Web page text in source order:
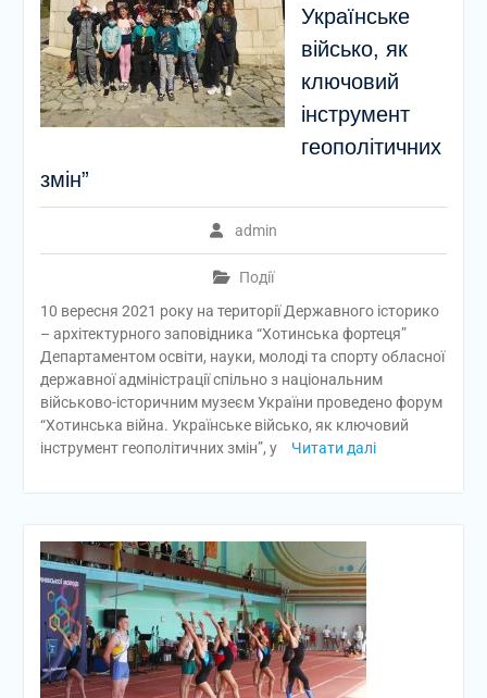
Українське
військо, як
ключовий
інструмент
геополітичних
змін”
admin
Події
10 вересня 2021 року на території Державного історико
– архітектурного заповідника “Хотинська фортеця”
Департаментом освіти, науки, молоді та спорту обласної
державної адміністрації спільно з національним
військово-історичним музеєм України проведено форум
“Хотинська війна. Українське військо, як ключовий
інструмент геополітичних змін”, у
Читати далі